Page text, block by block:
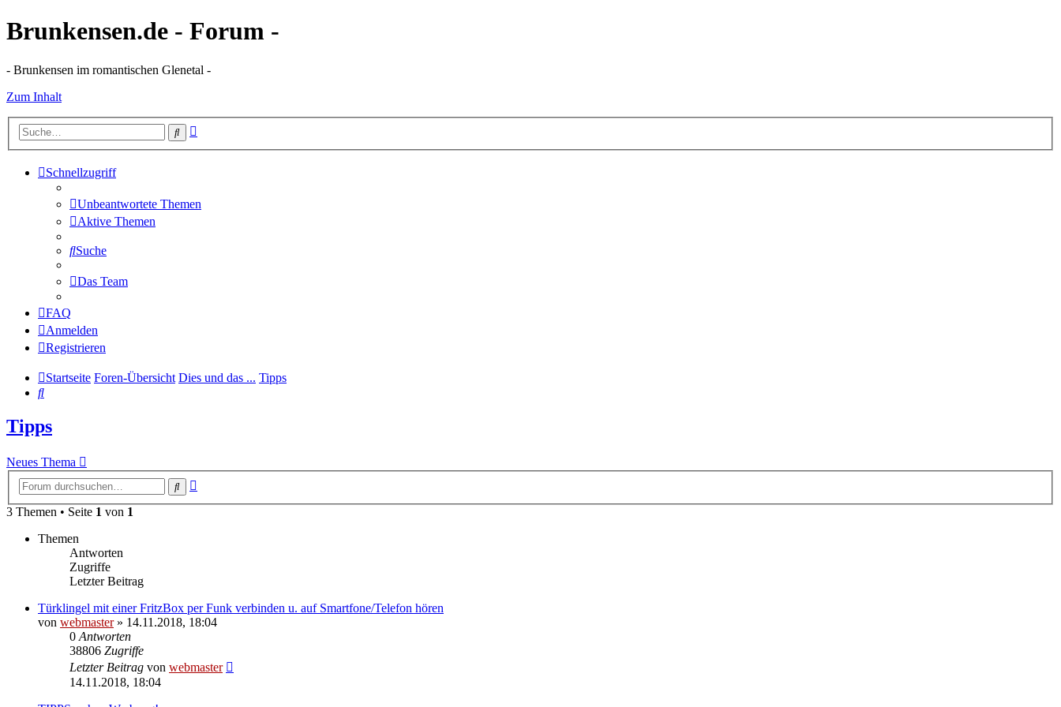
Brunkensen.de - Forum -
- Brunkensen im romantischen Glenetal -
Zum Inhalt
Suche
Schnellzugriff
Unbeantwortete Themen
Aktive Themen
Suche
Das Team
FAQ
Anmelden
Registrieren
Startseite Foren-Übersicht Dies und das ... Tipps
Suche
Tipps
Neues Thema
Suche
3 Themen • Seite 1 von 1
Themen
Antworten
Zugriffe
Letzter Beitrag
Türklingel mit einer FritzBox per Funk verbinden u. auf Smartfone/Telefon hören
von webmaster» 14.11.2018, 18:04
0 Antworten
38806 Zugriffe
Letzter Beitrag von webmaster
14.11.2018, 18:04